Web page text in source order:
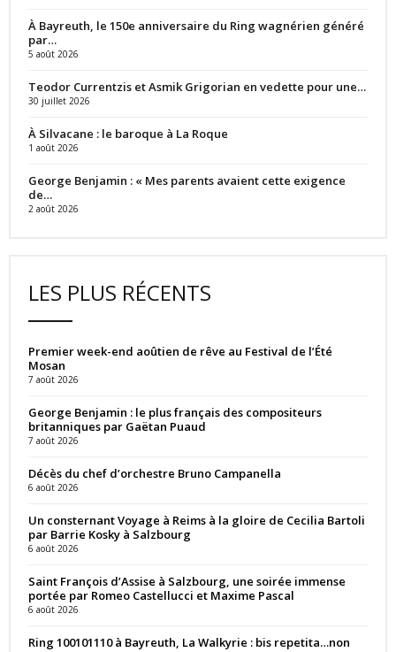
À Bayreuth, le 150e anniversaire du Ring wagnérien généré
par…
5 août 2026
Teodor Currentzis et Asmik Grigorian en vedette pour une…
30 juillet 2026
À Silvacane : le baroque à La Roque
1 août 2026
George Benjamin : « Mes parents avaient cette exigence
de…
2 août 2026
LES PLUS RÉCENTS
Premier week-end aoûtien de rêve au Festival de l’Été
Mosan
7 août 2026
George Benjamin : le plus français des compositeurs
britanniques par Gaëtan Puaud
7 août 2026
Décès du chef d’orchestre Bruno Campanella
6 août 2026
Un consternant Voyage à Reims à la gloire de Cecilia Bartoli
par Barrie Kosky à Salzbourg
6 août 2026
Saint François d’Assise à Salzbourg, une soirée immense
portée par Romeo Castellucci et Maxime Pascal
6 août 2026
Ring 100101110 à Bayreuth, La Walkyrie : bis repetita…non